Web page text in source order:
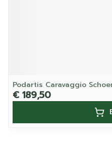
Podartis Caravaggio
€ 189,50